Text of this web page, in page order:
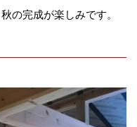
の完成が楽しみです。